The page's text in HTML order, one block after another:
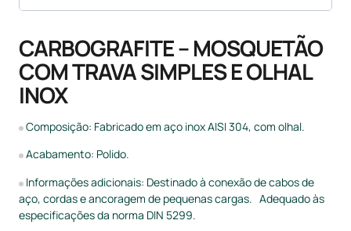
CARBOGRAFITE – MOSQUETÃO
COM TRAVA SIMPLES E OLHAL
INOX
Composição: Fabricado em aço inox AISI 304, com olhal.
Acabamento: Polido.
Informações adicionais: Destinado à conexão de cabos de
aço, cordas e ancoragem de pequenas cargas. Adequado às
especificações da norma DIN 5299.